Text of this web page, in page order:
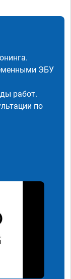
ЭБУ
работ.
по